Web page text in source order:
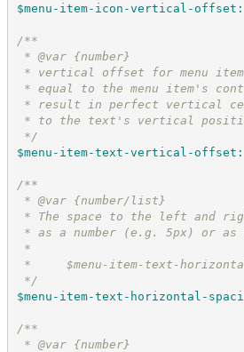
$menu-item-icon-vertical-offset :
/**
* @var {number}
* vertical offset for menu
* equal to the menu item's
* result in perfect vertical
* to the text's vertical
*/
$menu-item-text-vertical-offset :
/**
* @var {number/list}
* The space to the left and
* as a number (e.g. 5px) or
*
*     $menu-item-text-
*/
$menu-item-text-horizontal-
/**
* @var {number}